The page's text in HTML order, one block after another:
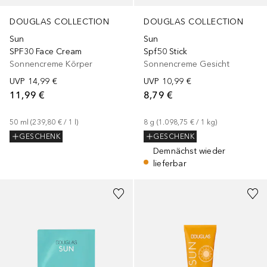
DOUGLAS COLLECTION
Sun
SPF30 Face Cream
Sonnencreme Körper
UVP 14,99 €
11,99 €
50 ml (239,80 € / 1 l)
GESCHENK
DOUGLAS COLLECTION
Sun
Spf50 Stick
Sonnencreme Gesicht
UVP 10,99 €
8,79 €
8 g (1.098,75 € / 1 kg)
GESCHENK
Demnächst wieder
lieferbar